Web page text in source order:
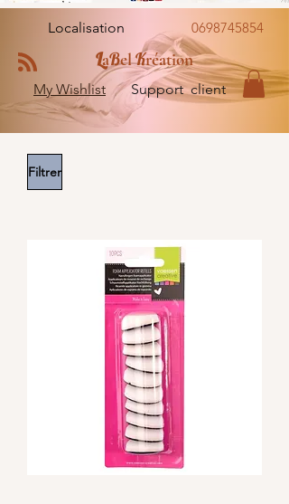
Localisation 0698745854
LaBelKréation
My Wishlist Support client
Filtrer